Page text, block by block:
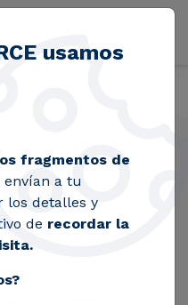
de IEDs
de los
usamos
fragmentos de
a tu
los detalles y
de recordar la